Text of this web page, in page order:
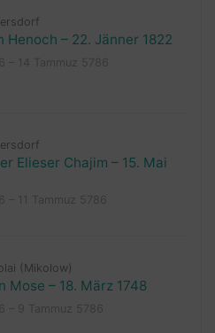
Henoch – 22. Jänner 1822
Elieser Chajim – 15. Mai
(Mikolow)
Mose – 18. März 1748